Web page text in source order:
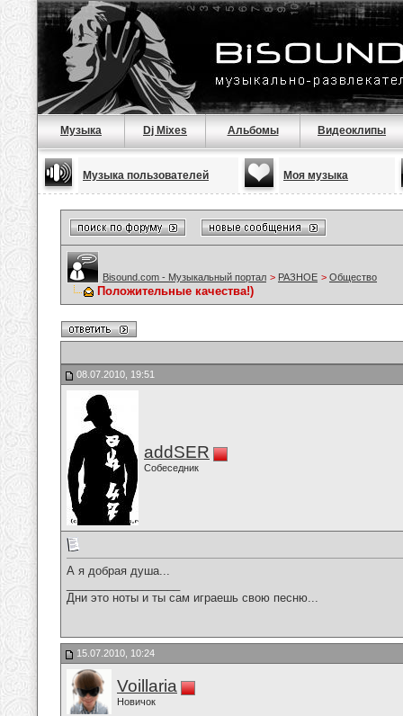
Музыка Dj Mixes Альбомы Видеоклипы
Музыка пользователей Моя музыка
Bisound.com - Музыкальный портал > РАЗНОЕ > Общество
Положительные качества!)
08.07.2010, 19:51
addSER
Собеседник
А я добрая душа...
Дни это ноты и ты сам играешь свою песню...
15.07.2010, 10:24
Voillaria
Новичок